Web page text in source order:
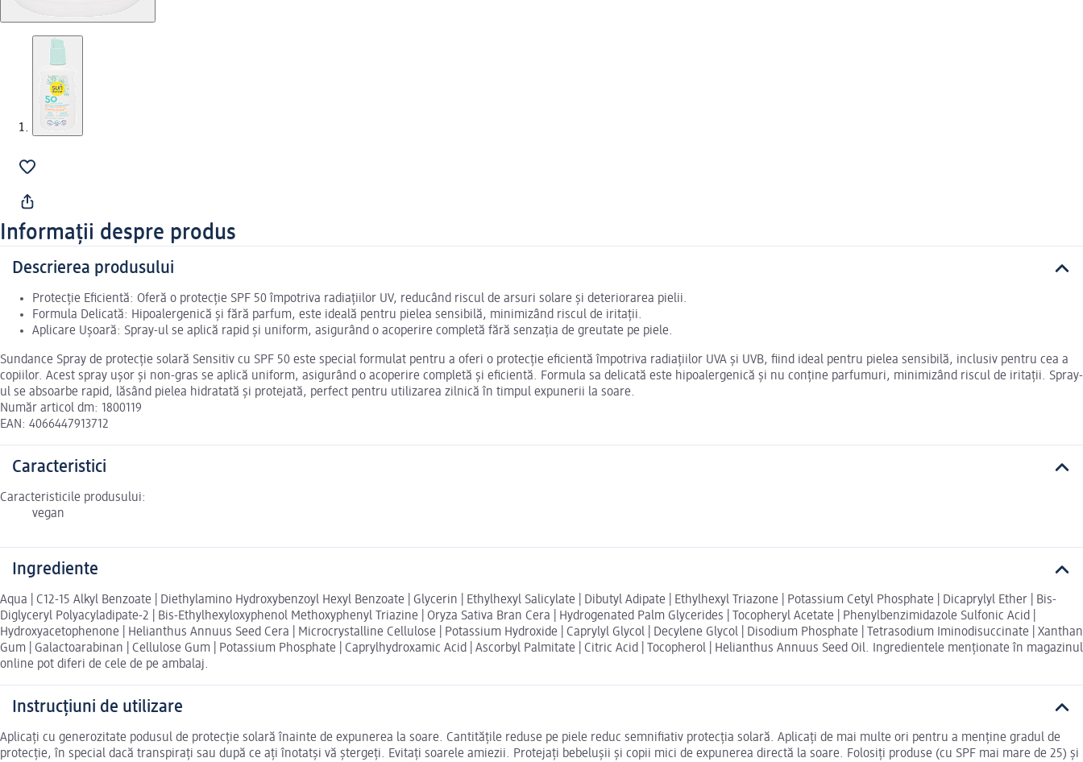
Informații despre produs
Descrierea produsului
Protecție Eficientă: Oferă o protecție SPF 50 împotriva radiațiilor UV, reducând riscul de arsuri solare și deteriorarea pielii.
Formula Delicată: Hipoalergenică și fără parfum, este ideală pentru pielea sensibilă, minimizând riscul de iritații.
Aplicare Ușoară: Spray-ul se aplică rapid și uniform, asigurând o acoperire completă fără senzația de greutate pe piele.
Sundance Spray de protecție solară Sensitiv cu SPF 50 este special formulat pentru a oferi o protecție eficientă împotriva radiațiilor UVA și UVB, fiind ideal pentru pielea sensibilă, inclusiv pentru cea a
copiilor. Acest spray ușor și non-gras se aplică uniform, asigurând o acoperire completă și eficientă. Formula sa delicată este hipoalergenică și nu conține parfumuri, minimizând riscul de iritații. Spray-
ul se absoarbe rapid, lăsând pielea hidratată și protejată, perfect pentru utilizarea zilnică în timpul expunerii la soare.
Număr articol dm: 1800119
EAN: 4066447913712
Caracteristici
Caracteristicile produsului:
vegan
Ingrediente
Aqua | C12-15 Alkyl Benzoate | Diethylamino Hydroxybenzoyl Hexyl Benzoate | Glycerin | Ethylhexyl Salicylate | Dibutyl Adipate | Ethylhexyl Triazone | Potassium Cetyl Phosphate | Dicaprylyl Ether | Bis-
Diglyceryl Polyacyladipate-2 | Bis-Ethylhexyloxyphenol Methoxyphenyl Triazine | Oryza Sativa Bran Cera | Hydrogenated Palm Glycerides | Tocopheryl Acetate | Phenylbenzimidazole Sulfonic Acid |
Hydroxyacetophenone | Helianthus Annuus Seed Cera | Microcrystalline Cellulose | Potassium Hydroxide | Caprylyl Glycol | Decylene Glycol | Disodium Phosphate | Tetrasodium Iminodisuccinate | Xanthan
Gum | Galactoarabinan | Cellulose Gum | Potassium Phosphate | Caprylhydroxamic Acid | Ascorbyl Palmitate | Citric Acid | Tocopherol | Helianthus Annuus Seed Oil. Ingredientele menționate în magazinul
online pot diferi de cele de pe ambalaj.
Instrucțiuni de utilizare
Aplicați cu generozitate podusul de protecție solară înainte de expunerea la soare. Cantitățile reduse pe piele reduc semnifiativ protecția solară. Aplicați de mai multe ori pentru a menține gradul de
protecție, în special dacă transpirați sau după ce ați înotatși vă ștergeți. Evitați soarele amiezii. Protejați bebelușii și copii mici de expunerea directă la soare. Folosiți produse (cu SPF mai mare de 25) și